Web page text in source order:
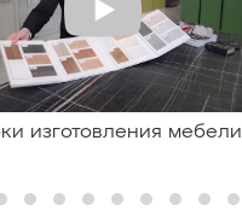
изготовления мебели